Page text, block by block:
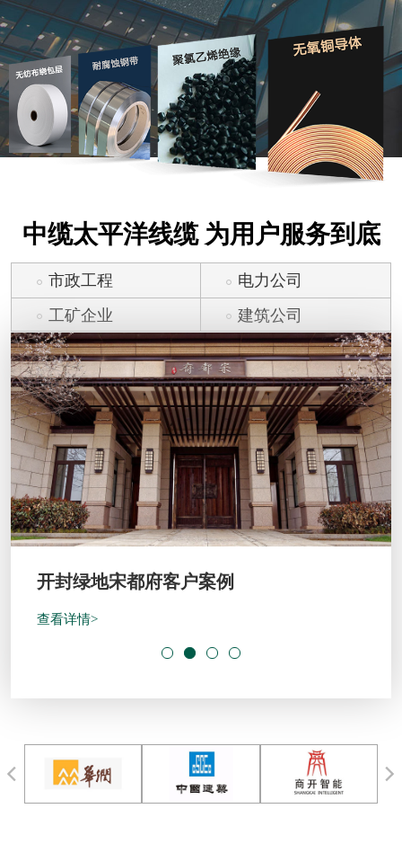
中缆太平洋线缆 为用户服务到底
市政工程
电力公司
工矿企业
建筑公司
开封绿地宋都府客户案例
查看详情>